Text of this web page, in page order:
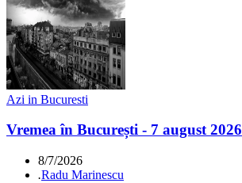
Azi in Bucuresti
Vremea în București - 7 august 2026
8/7/2026
.Radu Marinescu